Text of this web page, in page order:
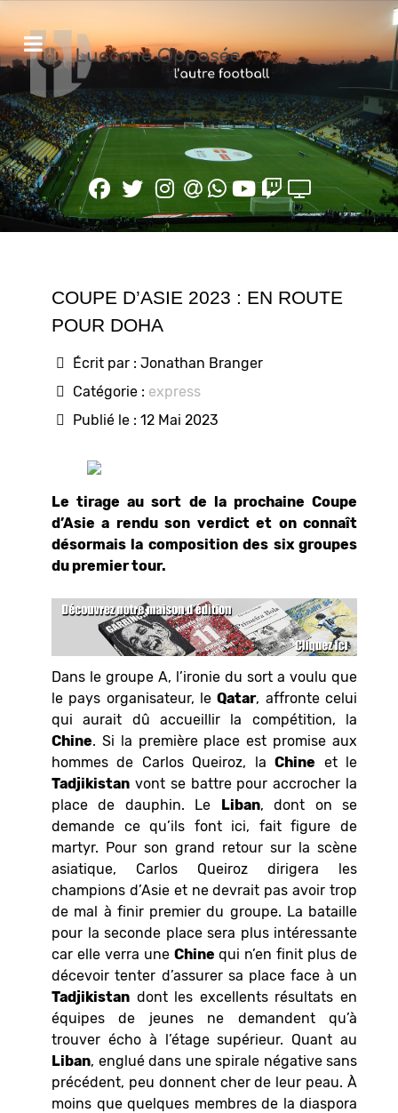
COUPE D’ASIE 2023 : EN ROUTE
POUR DOHA
Écrit par : Jonathan Branger
Catégorie : express
Publié le : 12 Mai 2023
Le tirage au sort de la prochaine Coupe
d’Asie a rendu son verdict et on connaît
désormais la composition des six groupes
du premier tour.
Dans le groupe A, l’ironie du sort a voulu que
le pays organisateur, leQatar, affronte celui
qui aurait dû accueillir la compétition, la
Chine. Si la première place est promise aux
hommes de Carlos Queiroz, laChine et le
Tadjikistan vont se battre pour accrocher la
place de dauphin. Le Liban, dont on se
demande ce qu’ils font ici, fait figure de
martyr. Pour son grand retour sur la scène
asiatique, Carlos Queiroz dirigera les
champions d’Asie et ne devrait pas avoir trop
de mal à finir premier du groupe. La bataille
pour la seconde place sera plus intéressante
car elle verra une Chine qui n’en finit plus de
décevoir tenter d’assurer sa place face à un
Tadjikistan dont les excellents résultats en
équipes de jeunes ne demandent qu’à
trouver écho à l’étage supérieur. Quant au
Liban, englué dans une spirale négative sans
précédent, peu donnent cher de leur peau. À
moins que quelques membres de la diaspora